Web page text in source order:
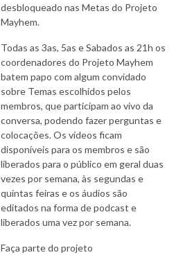
desbloqueado nas Metas do Projeto
Mayhem.
Todas as 3as, 5as e Sabados as 21h os
coordenadores do Projeto Mayhem
batem papo com algum convidado
sobre Temas escolhidos pelos
membros, que participam ao vivo da
conversa, podendo fazer perguntas e
colocações. Os vídeos ficam
disponíveis para os membros e são
liberados para o público em geral duas
vezes por semana, às segundas e
quintas feiras e os áudios são
editados na forma de podcast e
liberados uma vez por semana.
Faça parte do projeto